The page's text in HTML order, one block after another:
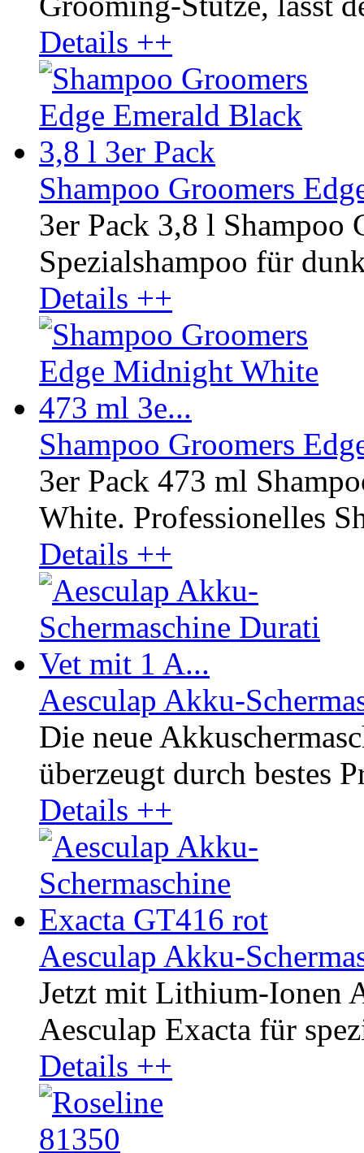
Details ++
Shampoo Groomers
3er Pack 3,8 l Shampoo
Spezialshampoo für
Details ++
Shampoo Groomers
3er Pack 473 ml
White. Professionelles
Details ++
Aesculap Akku-
Die neue
überzeugt durch bestes
Details ++
Aesculap Akku-
Jetzt mit Lithium-Ionen
Aesculap Exacta für
Details ++